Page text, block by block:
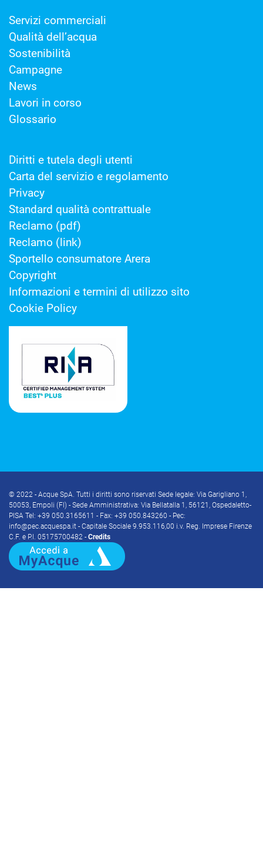
Servizi commerciali
Qualità dell’acqua
Sostenibilità
Campagne
News
Lavori in corso
Glossario
Diritti e tutela degli utenti
Carta del servizio e regolamento
Privacy
Standard qualità contrattuale
Reclamo (pdf)
Reclamo (link)
Sportello consumatore Arera
Copyright
Informazioni e termini di utilizzo sito
Cookie Policy
© 2022 - Acque SpA. Tutti i diritti sono riservati Sede legale: Via Garigliano 1,
50053, Empoli (FI) - Sede Amministrativa: Via Bellatalla 1, 56121, Ospedaletto-
PISA Tel: +39 050.3165611 - Fax: +39 050.843260 - Pec:
info@pec.acquespa.it - Capitale Sociale 9.953.116,00 i.v. Reg. Imprese Firenze
C.F. e P.I. 05175700482 - Credits